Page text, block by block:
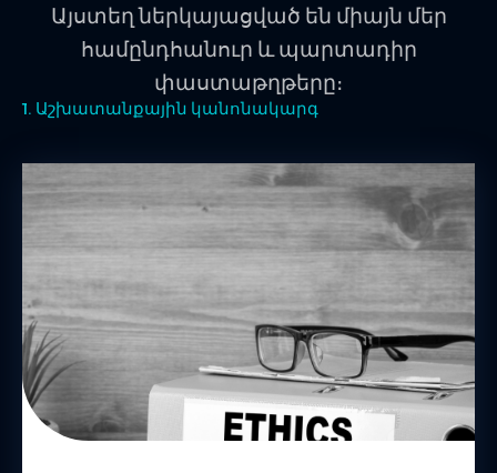
Այստեղ ներկայացված են միայն մեր
համընդհանուր և պարտադիր
փաստաթղթերը։
1. Աշխատանքային կանոնակարգ